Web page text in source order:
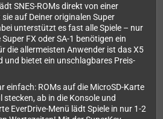
SNES-ROMs direkt von einer
auf Deiner originalen Super
unterstützt es fast alle Spiele – nur
FX oder SA-1 benötigen ein
die allermeisten Anwender ist das X5
und bietet ein unschlagbares Preis-
einfach: ROMs auf die MicroSD-Karte
stecken, ab in die Konsole und
EverDrive-Menü lädt Spiele in nur 1-2